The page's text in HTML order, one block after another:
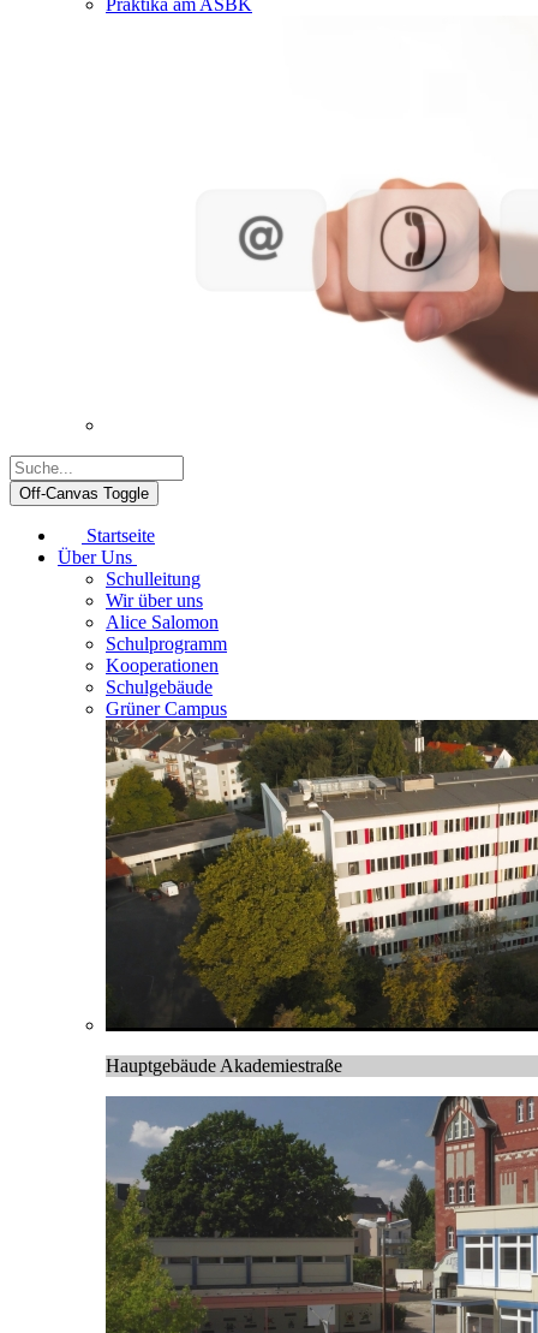
Praktika am ASBK
Off-Canvas Toggle
Startseite
Über Uns
Schulleitung
Wir über uns
Alice Salomon
Schulprogramm
Kooperationen
Schulgebäude
Grüner Campus
Hauptgebäude Akademiestraße